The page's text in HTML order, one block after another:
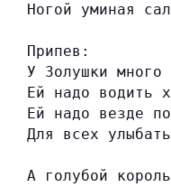
Ногой уминая
Припев:
У Золушки много
Ей надо водить
Ей надо везде
Для всех
А голубой